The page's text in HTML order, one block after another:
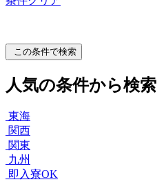
この条件で検索
人気の条件から検索
東海
関西
関東
九州
即入寮OK